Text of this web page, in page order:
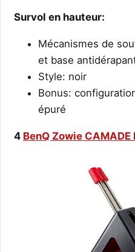
Survol en hauteur:
Mécanismes de
et base
Style: noir
Bonus:
épuré
4 BenQ Zowie CAMADE